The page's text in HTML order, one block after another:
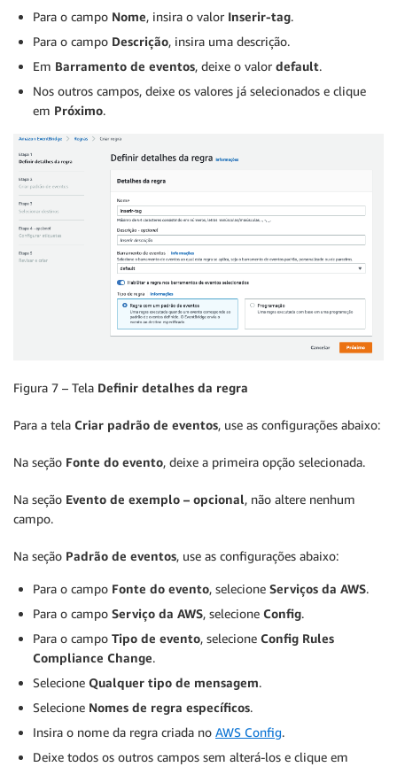
Para o campo Nome, insira o valor Inserir-tag.
Para o campo Descrição, insira uma descrição.
Em Barramento de eventos, deixe o valor default.
Nos outros campos, deixe os valores já selecionados e clique
em Próximo.
Figura 7 – Tela Definir detalhes da regra
Para a tela Criar padrão de eventos, use as configurações abaixo:
Na seção Fonte do evento, deixe a primeira opção selecionada.
Na seção Evento de exemplo – opcional, não altere nenhum
campo.
Na seção Padrão de eventos, use as configurações abaixo:
Para o campo Fonte do evento, selecione Serviços da AWS.
Para o campo Serviço da AWS, selecione Config.
Para o campo Tipo de evento, selecione Config Rules
Compliance Change.
Selecione Qualquer tipo de mensagem.
Selecione Nomes de regra específicos.
Insira o nome da regra criada no AWS Config.
Deixe todos os outros campos sem alterá-los e clique em